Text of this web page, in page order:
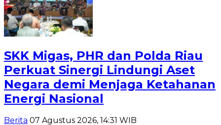
SKK Migas, PHR dan Polda Riau
Perkuat Sinergi Lindungi Aset
Negara demi Menjaga Ketahanan
Energi Nasional
Berita 07 Agustus 2026, 14:31 WIB